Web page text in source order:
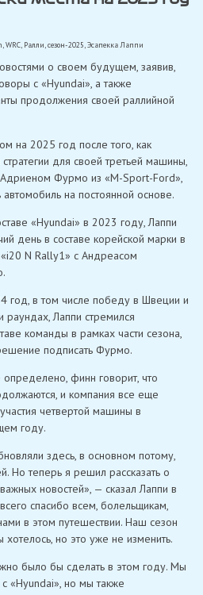
,WRC, Ралли,сезон-2025,Эсапекка Лаппи
о своем будущем, заявив,
с «Hyundai», а также
продолжения своей раллийной
на 2025 год после того, как
для своей третьей машины,
Адриеном Фурмо из «M-Sport-Ford»,
на постоянной основе.
«Hyundai» в 2023 году, Лаппи
день в составе корейской марки в
N Rally1» с Андреасом
год, в том числе победу в Швеции и
раундах, Лаппи стремился
команды в рамках части сезона,
подписать Фурмо.
финн говорит, что
и компания все еще
четвертой машины в
году.
здесь, в основном потому,
Но теперь я решил рассказать о
новостей», — сказал Лаппи в
спасибо всем, болельщикам,
в этом путешествии. Наш сезон
хотелось, но это уже не изменить.
было бы сделать в этом году. Мы
«Hyundai», но мы также